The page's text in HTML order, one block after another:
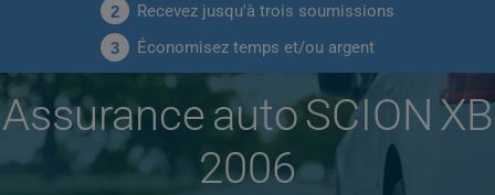
2 Recevez jusqu'à trois soumissions
3 Économisez temps et/ou argent
Assurance auto SCION XB
2006